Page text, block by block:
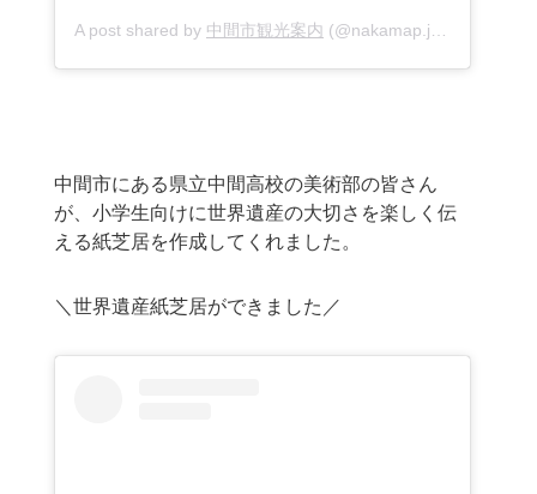
A post shared by 中間市観光案内 (@nakamap.jp) on
中間市にある県立中間高校の美術部の皆さん
が、小学生向けに世界遺産の大切さを楽しく伝
える紙芝居を作成してくれました。
＼世界遺産紙芝居ができました／